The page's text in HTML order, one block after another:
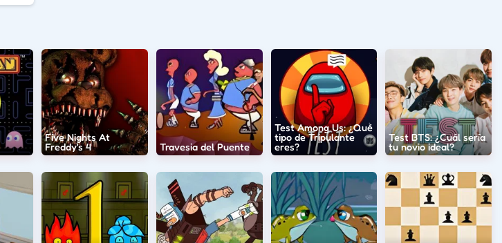
Five Nights At
Freddy's 4
Travesia del Puente
Test Among Us: ¿Qué
tipo de Tripulante
eres?
Test BTS: ¿Cuál sería
tu novio ideal?